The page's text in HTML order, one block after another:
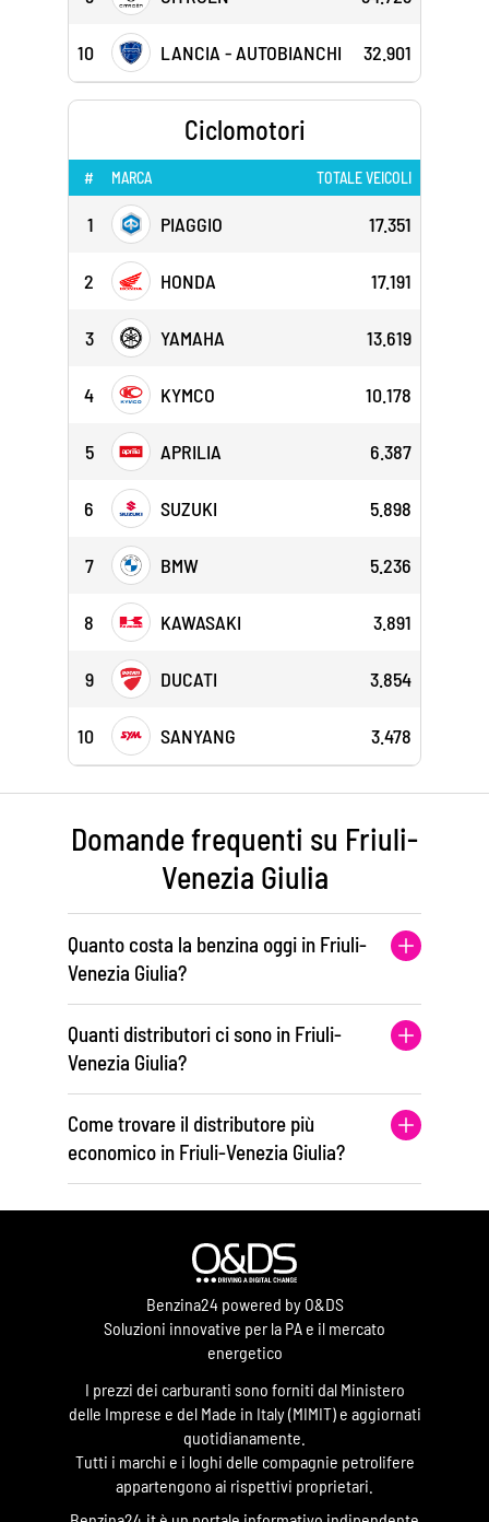
10 LANCIA - AUTOBIANCHI 32.901
Ciclomotori
# MARCA TOTALE VEICOLI
1 PIAGGIO 17.351
2 HONDA 17.191
3 YAMAHA 13.619
4 KYMCO 10.178
5 APRILIA 6.387
6 SUZUKI 5.898
7 BMW 5.236
8 KAWASAKI 3.891
9 DUCATI 3.854
10 SANYANG 3.478
Domande frequenti su Friuli-
Venezia Giulia
Quanto costa la benzina oggi in Friuli-
Venezia Giulia?
Quanti distributori ci sono in Friuli-
Venezia Giulia?
Come trovare il distributore più
economico in Friuli-Venezia Giulia?
Benzina24 powered by O&DS
Soluzioni innovative per la PA e il mercato
energetico
I prezzi dei carburanti sono forniti dal Ministero
delle Imprese e del Made in Italy (MIMIT) e aggiornati
quotidianamente.
Tutti i marchi e i loghi delle compagnie petrolifere
appartengono ai rispettivi proprietari.